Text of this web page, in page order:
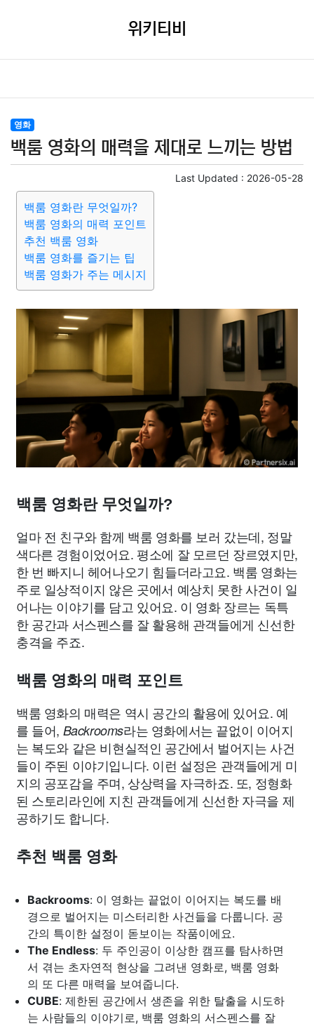
위키티비
영화
백룸 영화의 매력을 제대로 느끼는 방법
Last Updated : 2026-05-28
백룸 영화란 무엇일까?
백룸 영화의 매력 포인트
추천 백룸 영화
백룸 영화를 즐기는 팁
백룸 영화가 주는 메시지
백룸 영화란 무엇일까?
얼마 전 친구와 함께 백룸 영화를 보러 갔는데, 정말
색다른 경험이었어요. 평소에 잘 모르던 장르였지만,
한 번 빠지니 헤어나오기 힘들더라고요. 백룸 영화는
주로 일상적이지 않은 곳에서 예상치 못한 사건이 일
어나는 이야기를 담고 있어요. 이 영화 장르는 독특
한 공간과 서스펜스를 잘 활용해 관객들에게 신선한
충격을 주죠.
백룸 영화의 매력 포인트
백룸 영화의 매력은 역시 공간의 활용에 있어요. 예
를 들어, Backrooms라는 영화에서는 끝없이 이어지
는 복도와 같은 비현실적인 공간에서 벌어지는 사건
들이 주된 이야기입니다. 이런 설정은 관객들에게 미
지의 공포감을 주며, 상상력을 자극하죠. 또, 정형화
된 스토리라인에 지친 관객들에게 신선한 자극을 제
공하기도 합니다.
추천 백룸 영화
Backrooms: 이 영화는 끝없이 이어지는 복도를 배
경으로 벌어지는 미스터리한 사건들을 다룹니다. 공
간의 특이한 설정이 돋보이는 작품이에요.
The Endless: 두 주인공이 이상한 캠프를 탐사하면
서 겪는 초자연적 현상을 그려낸 영화로, 백룸 영화
의 또 다른 매력을 보여줍니다.
CUBE: 제한된 공간에서 생존을 위한 탈출을 시도하
는 사람들의 이야기로, 백룸 영화의 서스펜스를 잘